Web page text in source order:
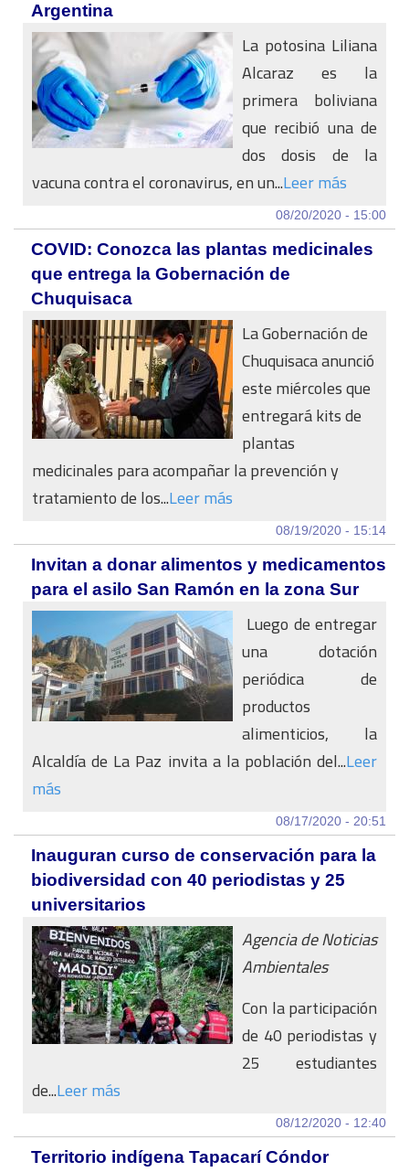
Argentina
La potosina Liliana
Alcaraz es la
primera boliviana
que recibió una de
dos dosis de la
vacuna contra el coronavirus, en un...Leer más
08/20/2020 - 15:00
COVID: Conozca las plantas medicinales
que entrega la Gobernación de
Chuquisaca
La Gobernación de
Chuquisaca anunció
este miércoles que
entregará kits de
plantas
medicinales para acompañar la prevención y
tratamiento de los...Leer más
08/19/2020 - 15:14
Invitan a donar alimentos y medicamentos
para el asilo San Ramón en la zona Sur
Luego de entregar
una dotación
periódica de
productos
alimenticios, la
Alcaldía de La Paz invita a la población del...Leer
más
08/17/2020 - 20:51
Inauguran curso de conservación para la
biodiversidad con 40 periodistas y 25
universitarios
Agencia de Noticias
Ambientales
Con la participación
de 40 periodistas y
25 estudiantes
de...Leer más
08/12/2020 - 12:40
Territorio indígena Tapacarí Cóndor